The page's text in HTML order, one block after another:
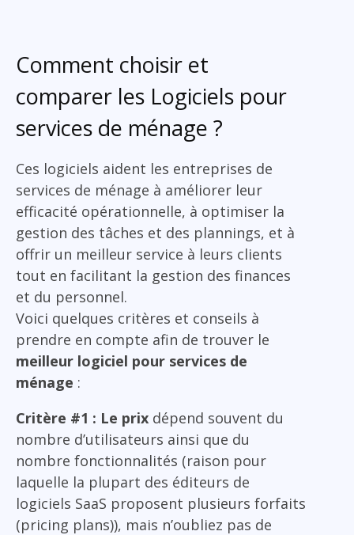
Comment choisir et
comparer les Logiciels pour
services de ménage ?
Ces logiciels aident les entreprises de
services de ménage à améliorer leur
efficacité opérationnelle, à optimiser la
gestion des tâches et des plannings, et à
offrir un meilleur service à leurs clients
tout en facilitant la gestion des finances
et du personnel.
Voici quelques critères et conseils à
prendre en compte afin de trouver le
meilleur logiciel pour services de
ménage :
Critère #1 : Le prix dépend souvent du
nombre d’utilisateurs ainsi que du
nombre fonctionnalités (raison pour
laquelle la plupart des éditeurs de
logiciels SaaS proposent plusieurs forfaits
(pricing plans)), mais n’oubliez pas de